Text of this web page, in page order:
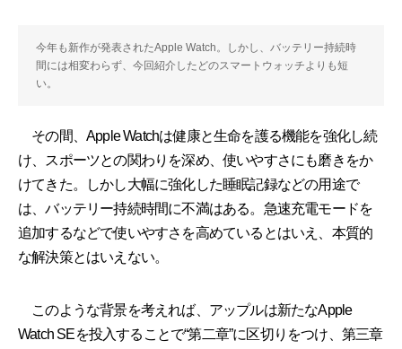
今年も新作が発表されたApple Watch。しかし、バッテリー持続時
間には相変わらず、今回紹介したどのスマートウォッチよりも短
い。
その間、Apple Watchは健康と生命を護る機能を強化し続
け、スポーツとの関わりを深め、使いやすさにも磨きをか
けてきた。しかし大幅に強化した睡眠記録などの用途で
は、バッテリー持続時間に不満はある。急速充電モードを
追加するなどで使いやすさを高めているとはいえ、本質的
な解決策とはいえない。
このような背景を考えれば、アップルは新たなApple
Watch SEを投入することで“第二章”に区切りをつけ、第三章